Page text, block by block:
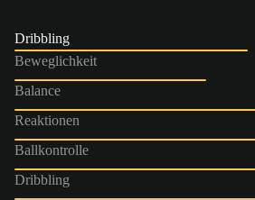
Dribbling
Beweglichkeit
Balance
Reaktionen
Ballkontrolle
Dribbling